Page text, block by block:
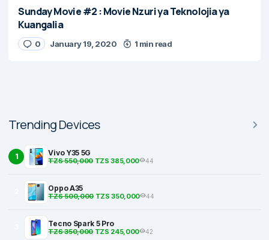
Sunday Movie #2 : Movie Nzuri ya Teknolojia ya
Kuangalia
0 January 19, 2020 1 min read
Trending Devices
1 Vivo Y35 5G
TZS 550,000TZS 385,000 44
Oppo A35
TZS 500,000TZS 350,000 44
Tecno Spark 5 Pro
TZS 350,000TZS 245,000 42